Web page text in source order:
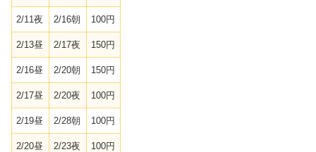
2/11夜 2/16朝 100円
2/13昼 2/17夜 150円
2/16昼 2/20朝 150円
2/17昼 2/20夜 100円
2/19昼 2/28朝 100円
2/20昼 2/23夜 100円